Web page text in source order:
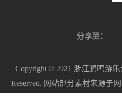
分享至：
Copyright © 2021 浙江鹏鸣游
Reserved. 网站部分素材来源于